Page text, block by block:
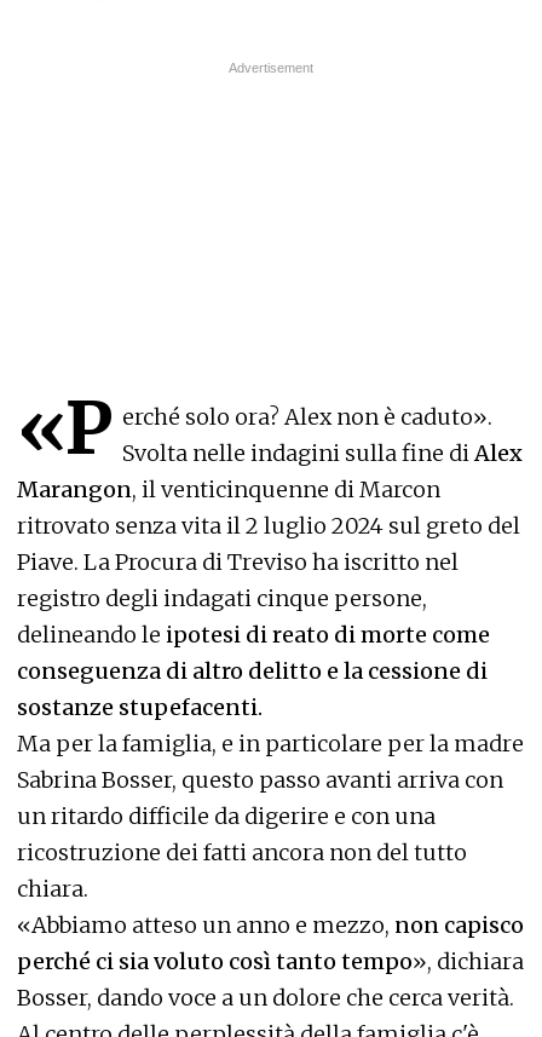
«P erché solo ora? Alex non è caduto».
Svolta nelle indagini sulla fine di Alex
Marangon, il venticinquenne di Marcon
ritrovato senza vita il 2 luglio 2024 sul greto del
Piave. La Procura di Treviso ha iscritto nel
registro degli indagati cinque persone,
delineando le ipotesi di reato di morte come
conseguenza di altro delitto e la cessione di
sostanze stupefacenti.
Ma per la famiglia, e in particolare per la madre
Sabrina Bosser, questo passo avanti arriva con
un ritardo difficile da digerire e con una
ricostruzione dei fatti ancora non del tutto
chiara.
«Abbiamo atteso un anno e mezzo, non capisco
perché ci sia voluto così tanto tempo», dichiara
Bosser, dando voce a un dolore che cerca verità.